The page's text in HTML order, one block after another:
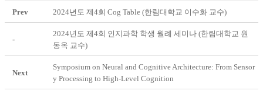
Prev 2024년도 제4회 Cog Table (한림대학교 이수화 교수)
-
2024년도 제4회 인지과학 학생 월례 세미나 (한림대학교 원
동옥 교수)
Next
Symposium on Neural and Cognitive Architecture: From Sensor
y Processing to High-Level Cognition